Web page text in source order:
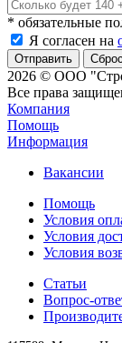
* обязательные
Я согласен на
2026 © ООО
Все права
Компания
Помощь
Информация
Вакансии
Помощь
Условия
Условия
Условия
Статьи
Вопрос-